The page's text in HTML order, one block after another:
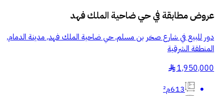
عروض مطابقة فيحي ضاحية الملك فهد
دور للبيع في شارع صخر بن مسلم, حي ضاحية الملك فهد, مدينة الدمام,
المنطقة الشرقية
1,950,000
§
613م²